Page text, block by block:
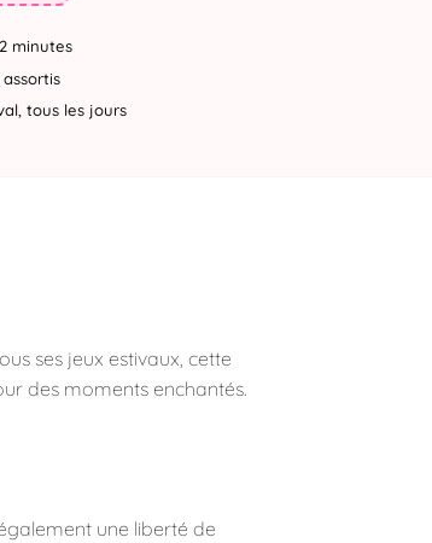
minutes
tous les jours
ses jeux estivaux, cette
des moments enchantés.
une liberté de